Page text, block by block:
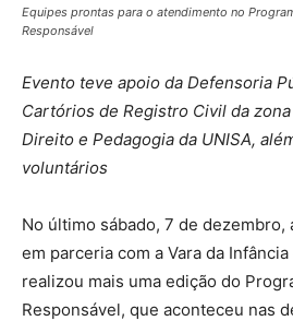
Equipes prontas para o atendimento no
Responsável
Evento teve apoio da Defensoria
Cartórios de Registro Civil da
Direito e Pedagogia da UNISA,
voluntários
No último sábado, 7 de dezembro,
em parceria com a Vara da
realizou mais uma edição do
Responsável, que aconteceu nas